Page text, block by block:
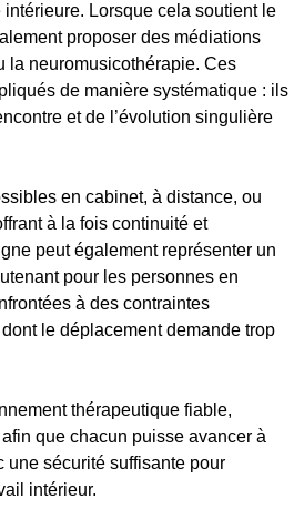
Lorsque cela soutient le
proposer des médiations
la neuromusicothérapie. Ces
de manière systématique : ils
et de l’évolution singulière
en cabinet, à distance, ou
à la fois continuité et
peut également représenter un
pour les personnes en
à des contraintes
le déplacement demande trop
thérapeutique fiable,
que chacun puisse avancer à
une sécurité suffisante pour
intérieur.